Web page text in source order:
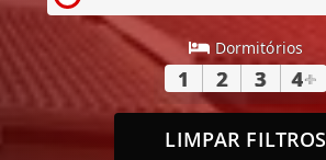
Dormitórios
1 2 3 4+
LIMPAR FILTROS